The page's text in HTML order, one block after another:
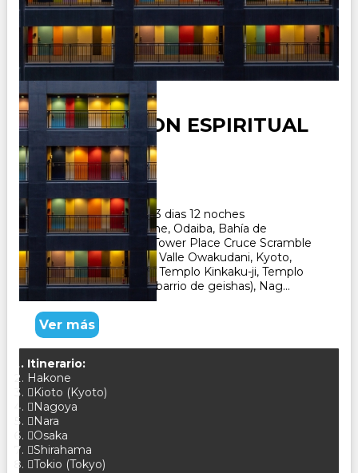
NUEVO JAPON ESPIRITUAL
Duración:
13Días12Noches
Paquete Turistico de 13 dias 12 noches
Visitando Tokyo, Hakone, Odaiba, Bahía de
Tokyo, Yebisu Garden Tower Place Cruce Scramble
en Shibuya, Lago Ashi, Valle Owakudani, Kyoto,
Nara, Templo Tenryu-ji, Templo Kinkaku-ji, Templo
Sanjusangendo, Gion (barrio de geishas), Nag...
Ver más
Itinerario:
Hakone
Kioto (Kyoto)
Nagoya
Nara
Osaka
Shirahama
Tokio (Tokyo)